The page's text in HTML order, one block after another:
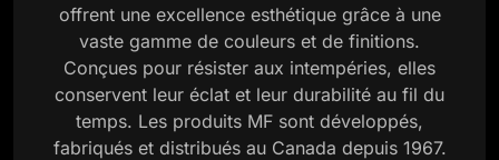
offrent une excellence esthétique grâce à une
vaste gamme de couleurs et de finitions.
Conçues pour résister aux intempéries, elles
conservent leur éclat et leur durabilité au fil du
temps. Les produits MF sont développés,
fabriqués et distribués au Canada depuis 1967.